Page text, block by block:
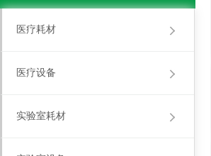
医疗耗材
医疗设备
实验室耗材